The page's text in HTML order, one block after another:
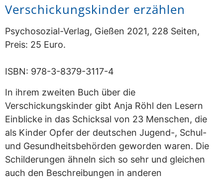
Verschickungskinder erzählen
Psychosozial-Verlag, Gießen 2021, 228 Seiten,
Preis: 25 Euro.
ISBN: 978-3-8379-3117-4
In ihrem zweiten Buch über die
Verschickungskinder gibt Anja Röhl den Lesern
Einblicke in das Schicksal von 23 Menschen, die
als Kinder Opfer der deutschen Jugend-, Schul-
und Gesundheitsbehörden geworden waren. Die
Schilderungen ähneln sich so sehr und gleichen
auch den Beschreibungen in anderen